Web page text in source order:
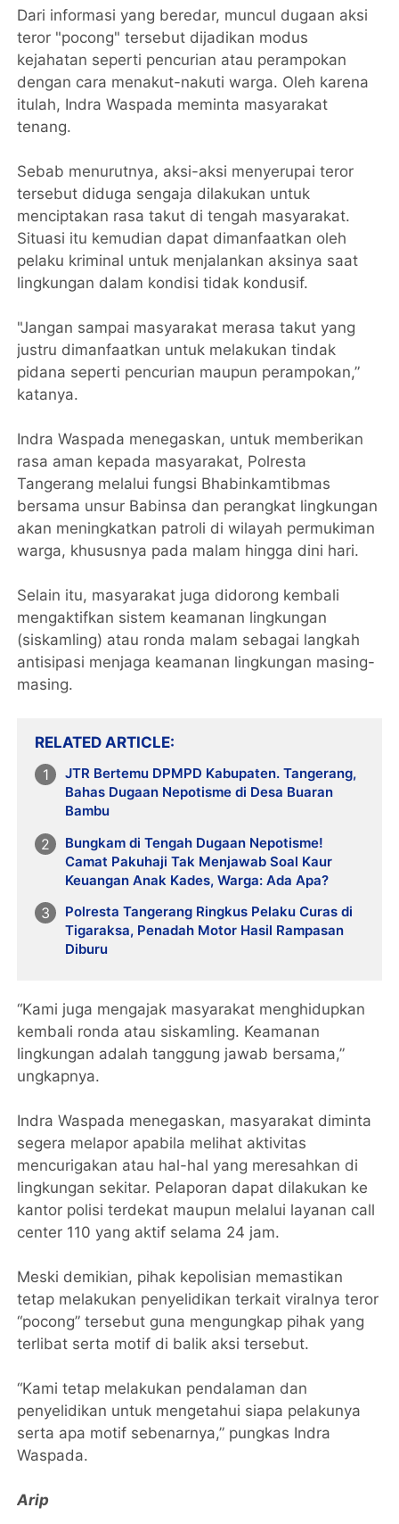
Dari informasi yang beredar, muncul dugaan aksi
teror "pocong" tersebut dijadikan modus
kejahatan seperti pencurian atau perampokan
dengan cara menakut-nakuti warga. Oleh karena
itulah, Indra Waspada meminta masyarakat
tenang.
Sebab menurutnya, aksi-aksi menyerupai teror
tersebut diduga sengaja dilakukan untuk
menciptakan rasa takut di tengah masyarakat.
Situasi itu kemudian dapat dimanfaatkan oleh
pelaku kriminal untuk menjalankan aksinya saat
lingkungan dalam kondisi tidak kondusif.
"Jangan sampai masyarakat merasa takut yang
justru dimanfaatkan untuk melakukan tindak
pidana seperti pencurian maupun perampokan,”
katanya.
Indra Waspada menegaskan, untuk memberikan
rasa aman kepada masyarakat, Polresta
Tangerang melalui fungsi Bhabinkamtibmas
bersama unsur Babinsa dan perangkat lingkungan
akan meningkatkan patroli di wilayah permukiman
warga, khususnya pada malam hingga dini hari.
Selain itu, masyarakat juga didorong kembali
mengaktifkan sistem keamanan lingkungan
(siskamling) atau ronda malam sebagai langkah
antisipasi menjaga keamanan lingkungan masing-
masing.
RELATED ARTICLE
JTR Bertemu DPMPD Kabupaten. Tangerang,
Bahas Dugaan Nepotisme di Desa Buaran
Bambu
Bungkam di Tengah Dugaan Nepotisme!
Camat Pakuhaji Tak Menjawab Soal Kaur
Keuangan Anak Kades, Warga: Ada Apa?
Polresta Tangerang Ringkus Pelaku Curas di
Tigaraksa, Penadah Motor Hasil Rampasan
Diburu
“Kami juga mengajak masyarakat menghidupkan
kembali ronda atau siskamling. Keamanan
lingkungan adalah tanggung jawab bersama,”
ungkapnya.
Indra Waspada menegaskan, masyarakat diminta
segera melapor apabila melihat aktivitas
mencurigakan atau hal-hal yang meresahkan di
lingkungan sekitar. Pelaporan dapat dilakukan ke
kantor polisi terdekat maupun melalui layanan call
center 110 yang aktif selama 24 jam.
Meski demikian, pihak kepolisian memastikan
tetap melakukan penyelidikan terkait viralnya teror
“pocong” tersebut guna mengungkap pihak yang
terlibat serta motif di balik aksi tersebut.
“Kami tetap melakukan pendalaman dan
penyelidikan untuk mengetahui siapa pelakunya
serta apa motif sebenarnya,” pungkas Indra
Waspada.
Arip